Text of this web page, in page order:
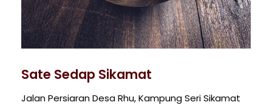
Sate Sedap Sikamat
Jalan Persiaran Desa Rhu, Kampung Seri Sikamat